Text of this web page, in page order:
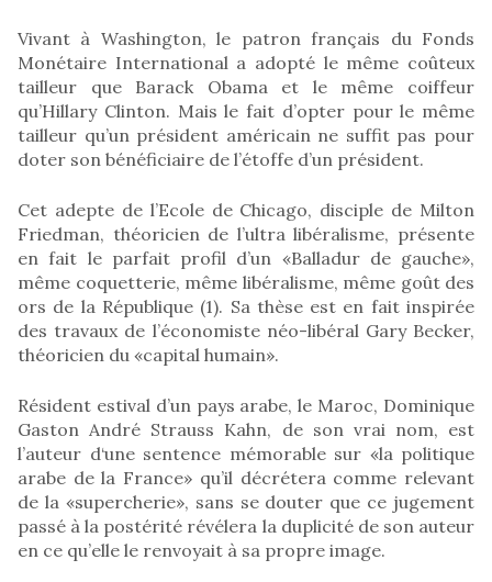
Vivant à Washington, le patron français du Fonds
Monétaire International a adopté le même coûteux
tailleur que Barack Obama et le même coiffeur
qu’Hillary Clinton. Mais le fait d’opter pour le même
tailleur qu’un président américain ne suffit pas pour
doter son bénéficiaire de l’étoffe d’un président.
Cet adepte de l’Ecole de Chicago, disciple de Milton
Friedman, théoricien de l’ultra libéralisme, présente
en fait le parfait profil d’un «Balladur de gauche»,
même coquetterie, même libéralisme, même goût des
ors de la République (1). Sa thèse est en fait inspirée
des travaux de l’économiste néo-libéral Gary Becker,
théoricien du «capital humain».
Résident estival d’un pays arabe, le Maroc, Dominique
Gaston André Strauss Kahn, de son vrai nom, est
l’auteur d‘une sentence mémorable sur «la politique
arabe de la France» qu’il décrétera comme relevant
de la «supercherie», sans se douter que ce jugement
passé à la postérité révélera la duplicité de son auteur
en ce qu’elle le renvoyait à sa propre image.